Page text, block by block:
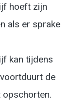
hoeft zijn
als er sprake
kan tijdens
de